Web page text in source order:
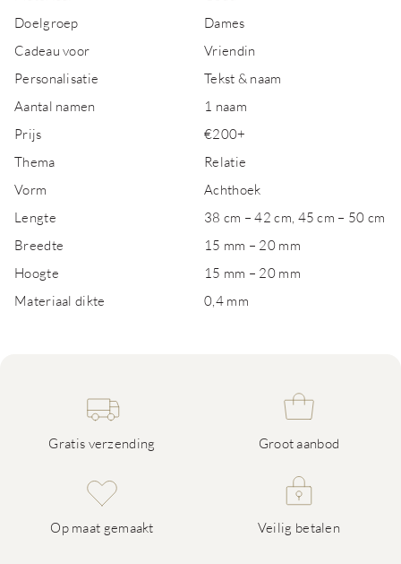
Doelgroep
Dames
Cadeau voor
Vriendin
Personalisatie
Tekst & naam
Aantal namen
1 naam
Prijs
€200+
Thema
Relatie
Vorm
Achthoek
Lengte
38 cm – 42 cm, 45 cm – 50 cm
Breedte
15 mm – 20 mm
Hoogte
15 mm – 20 mm
Materiaal dikte
0,4 mm
Gratis verzending Groot aanbod
Op maat gemaakt Veilig betalen